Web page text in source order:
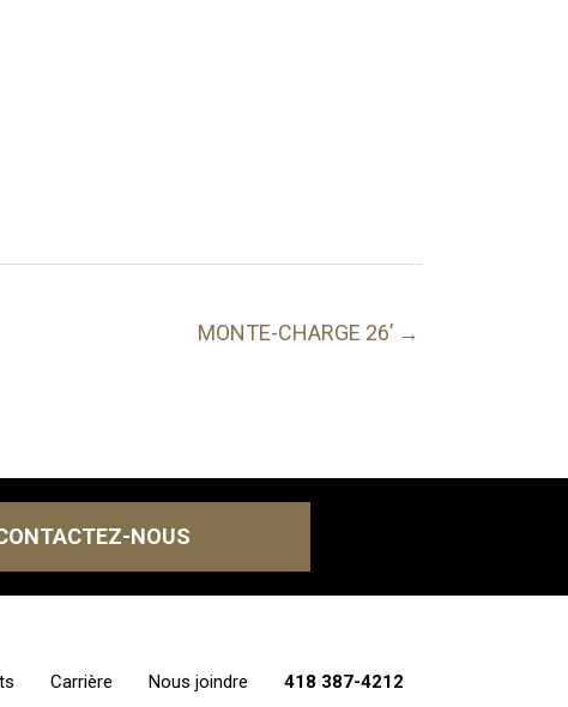
MONTE-CHARGE 26’ →
NOUS
Carrière Nous joindre 418 387-4212